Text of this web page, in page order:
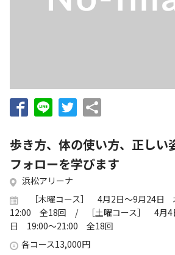
教室・イベントからのお知らせ
浜松スポーツ協会に関
053-411-8686
メールフォームでのお問い合わ
教室・イベントに関するお問い合わせは、
各教室・イベントページの問い合わせ先まで
歩き方、体の使い方、正しい
フォローを学びます
浜松アリーナ
［木曜コース］ 4月2日～9月24日
12:00 全18回 / ［土曜コース］ 4月4
日 19:00～21:00 全18回
各コース13,000円